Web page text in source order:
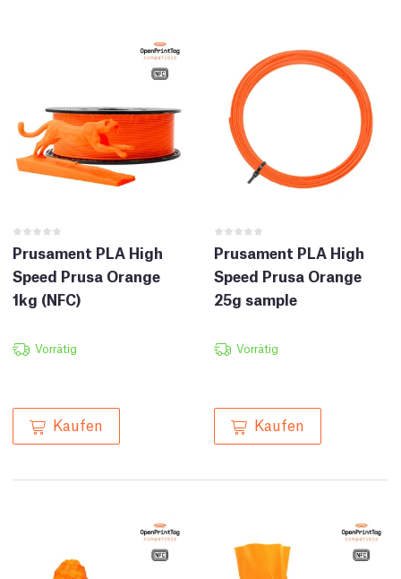
Prusament PLA High
Speed Prusa Orange
1kg (NFC)
Vorrätig
Kaufen
Prusament PLA High
Speed Prusa Orange
25g sample
Vorrätig
Kaufen